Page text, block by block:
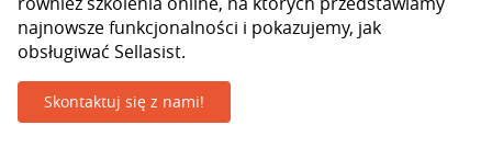
najnowsze funkcjonalności i pokazujemy, jak
obsługiwać Sellasist.
Skontaktuj się z nami!